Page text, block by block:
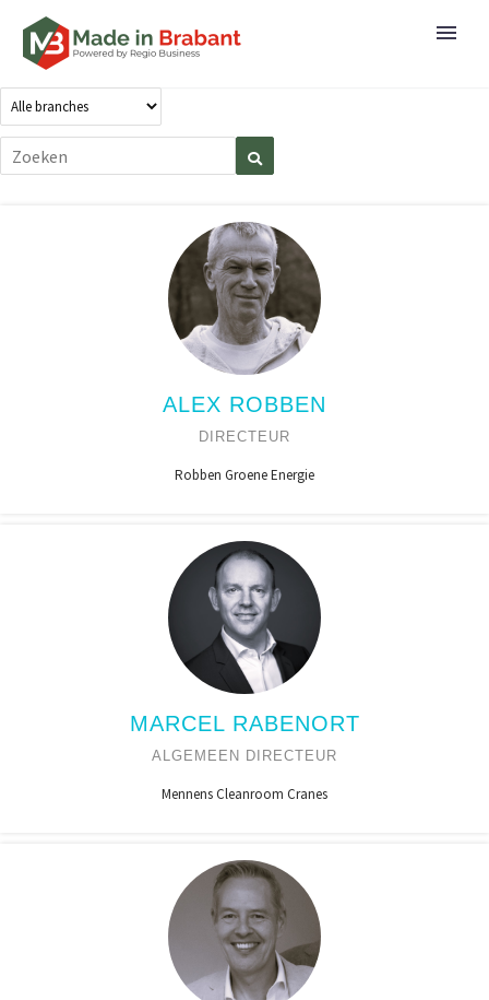
ALEX ROBBEN
DIRECTEUR
Robben Groene Energie
MARCEL RABENORT
ALGEMEEN DIRECTEUR
Mennens Cleanroom Cranes